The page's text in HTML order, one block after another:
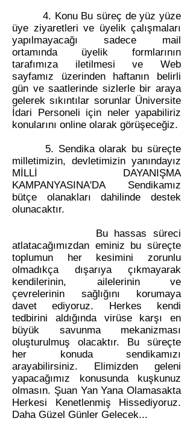
4. Konu Bu süreç de yüz yüze
üye ziyaretleri ve üyelik çalışmaları
yapılmayacağı sadece mail
ortamında üyelik formlarının
tarafımıza iletilmesi ve Web
sayfamız üzerinden haftanın belirli
gün ve saatlerinde sizlerle bir araya
gelerek sıkıntılar sorunlar Üniversite
İdari Personeli için neler yapabiliriz
konularını online olarak görüşeceğiz.
5. Sendika olarak bu süreçte
milletimizin, devletimizin yanındayız
MİLLİ DAYANIŞMA
KAMPANYASINA'DA Sendikamız
bütçe olanakları dahilinde destek
olunacaktır.
Bu hassas süreci
atlatacağımızdan eminiz bu süreçte
toplumun her kesimini zorunlu
olmadıkça dışarıya çıkmayarak
kendilerinin, ailelerinin ve
çevrelerinin sağlığını korumaya
davet ediyoruz. Herkes kendi
tedbirini aldığında virüse karşı en
büyük savunma mekanizması
oluşturulmuş olacaktır. Bu süreçte
her konuda sendikamızı
arayabilirsiniz. Elimizden geleni
yapacağımız konusunda kuşkunuz
olmasın. Şuan Yan Yana Olamasakta
Herkesi Kenetlenmiş Hissediyoruz.
Daha Güzel Günler Gelecek...